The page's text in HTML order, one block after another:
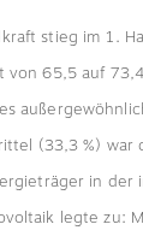
stieg im 1.
von 65,5 auf
(33,3 %) war
in der
legte zu: